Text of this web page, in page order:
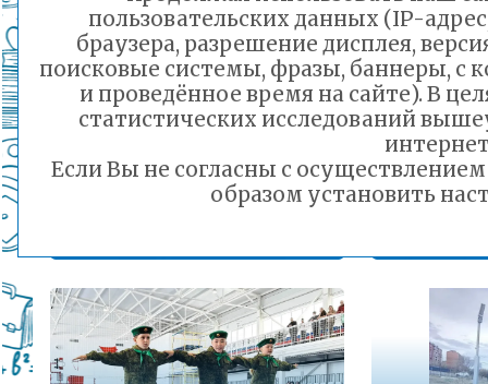
Подробнее...
Порядок предоставления льготного
малоимущих семей
Подробнее...
Горячая линия по вопросам школьного
дошкольного образования и тел 32-41-13
Подробнее...
Досрочный период
прошёл в штатном
режиме
пользовательских данных (IP-
браузера, разрешение дисплея,
поисковые системы, фразы, баннеры, с
и проведённое время на сайте). В
статистических исследований
Если Вы не согласны с
образом установить